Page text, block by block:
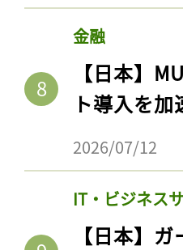
金融
【日本】
ト導入を
2026/07/12
IT・ビジネス
【日本】